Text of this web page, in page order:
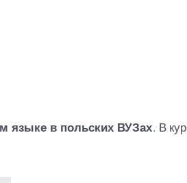
языке в польских ВУЗах. В